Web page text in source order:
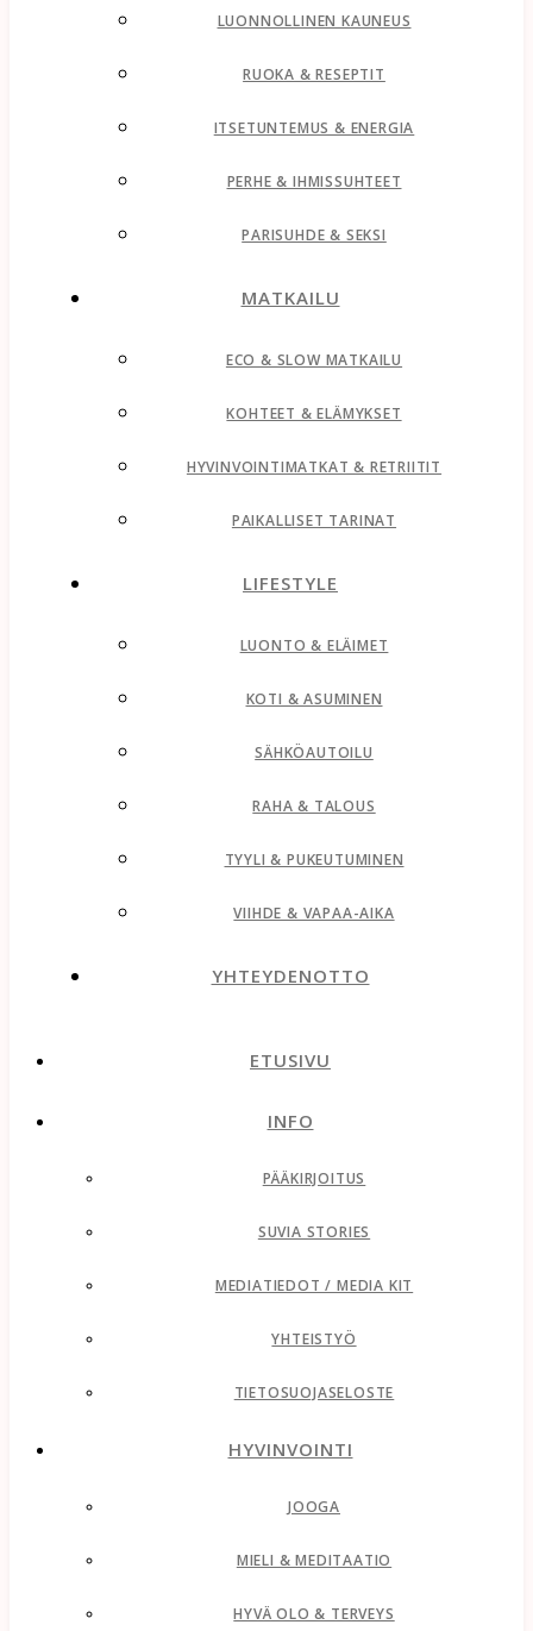
LUONNOLLINEN KAUNEUS
RUOKA & RESEPTIT
ITSETUNTEMUS & ENERGIA
PERHE & IHMISSUHTEET
PARISUHDE & SEKSI
MATKAILU
ECO & SLOW MATKAILU
KOHTEET & ELÄMYKSET
HYVINVOINTIMATKAT & RETRIITIT
PAIKALLISET TARINAT
LIFESTYLE
LUONTO & ELÄIMET
KOTI & ASUMINEN
SÄHKÖAUTOILU
RAHA & TALOUS
TYYLI & PUKEUTUMINEN
VIIHDE & VAPAA-AIKA
YHTEYDENOTTO
ETUSIVU
INFO
PÄÄKIRJOITUS
SUVIA STORIES
MEDIATIEDOT / MEDIA KIT
YHTEISTYÖ
TIETOSUOJASELOSTE
HYVINVOINTI
JOOGA
MIELI & MEDITAATIO
HYVÄ OLO & TERVEYS